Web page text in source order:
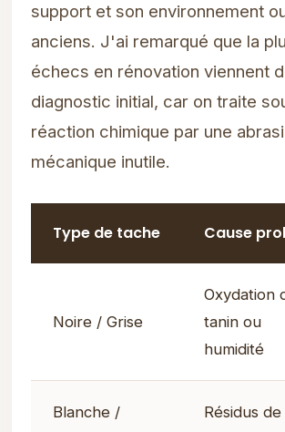
support et son environnement
anciens. J'ai remarqué que la
échecs en rénovation viennent
diagnostic initial, car on traite
réaction chimique par une
mécanique inutile.
Type de tache Cause
Noire / Grise
Oxydation
tanin ou
humidité
Blanche /
Résidus de